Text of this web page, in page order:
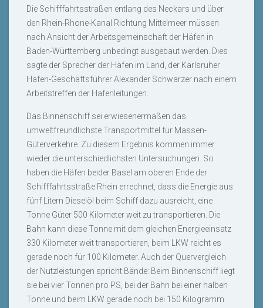
Die Schifffahrtsstraßen entlang des Neckars und über
den Rhein-Rhone-Kanal Richtung Mittelmeer müssen
nach Ansicht der Arbeitsgemeinschaft der Häfen in
Baden-Württemberg unbedingt ausgebaut werden. Dies
sagte der Sprecher der Häfen im Land, der Karlsruher
Hafen-Geschäftsführer Alexander Schwarzer nach einem
Arbeitstreffen der Hafenleitungen.
Das Binnenschiff sei erwiesenermaßen das
umweltfreundlichste Transportmittel für Massen-
Güterverkehre. Zu diesem Ergebnis kommen immer
wieder die unterschiedlichsten Untersuchungen. So
haben die Häfen beider Basel am oberen Ende der
Schifffahrtsstraße Rhein errechnet, dass die Energie aus
fünf Litern Dieselöl beim Schiff dazu ausreicht, eine
Tonne Güter 500 Kilometer weit zu transportieren. Die
Bahn kann diese Tonne mit dem gleichen Energieeinsatz
330 Kilometer weit transportieren, beim LKW reicht es
gerade noch für 100 Kilometer. Auch der Quervergleich
der Nutzleistungen spricht Bände: Beim Binnenschiff liegt
sie bei vier Tonnen pro PS, bei der Bahn bei einer halben
Tonne und beim LKW gerade noch bei 150 Kilogramm.